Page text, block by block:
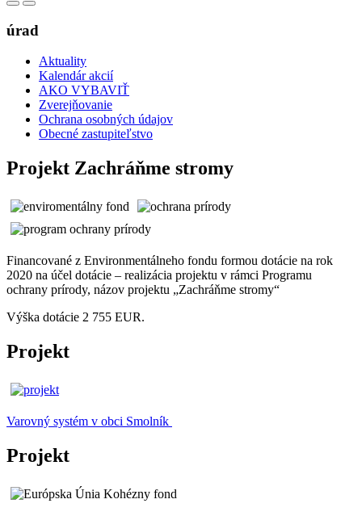
úrad
Aktuality
Kalendár akcií
AKO VYBAVIŤ
Zverejňovanie
Ochrana osobných údajov
Obecné zastupiteľstvo
Projekt Zachráňme stromy
Financované z Environmentálneho fondu formou dotácie na rok
2020 na účel dotácie – realizácia projektu v rámci Programu
ochrany prírody, názov projektu „Zachráňme stromy“
Výška dotácie 2 755 EUR.
Projekt
Varovný systém v obci Smolník
Projekt